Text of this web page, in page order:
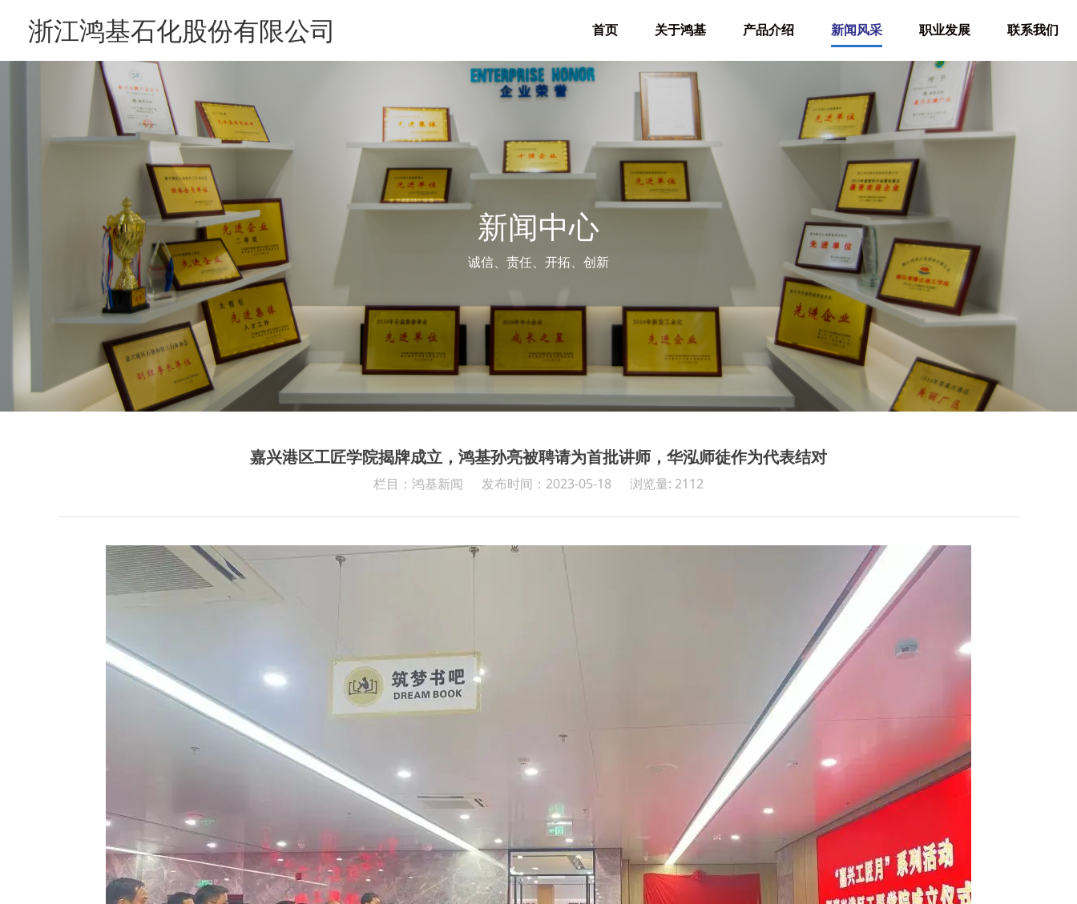
浙江鸿基石化股份有限公司 首页 关于鸿基 产品介绍 新闻风采 职业发展 联系我们
新闻中心
诚信、责任、开拓、创新
嘉兴港区工匠学院揭牌成立，鸿基孙亮被聘请为首批讲师，华泓师徒作为代表结对
栏目：鸿基新闻 发布时间：2023-05-18 浏览量: 2112